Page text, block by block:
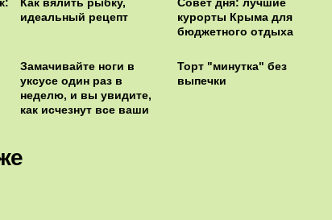
идеальный рецепт
курорты Крыма для
бюджетного отдыха
Замачивайте ноги в
уксусе один раз в
неделю, и вы увидите,
как исчезнут все ваши
Торт "минутка" без
выпечки